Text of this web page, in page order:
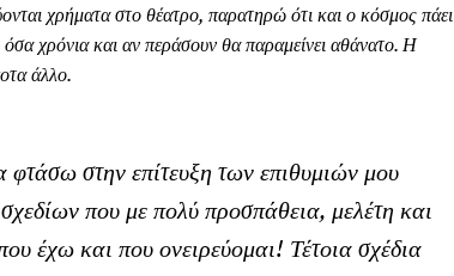
χρήματα στο θέατρο, παρατηρώ ότι και ο κόσμος πάει
χρόνια και αν περάσουν θα παραμείνει αθάνατο. Η
άλλο.
φτάσω στην επίτευξη των επιθυμιών μου
που με πολύ προσπάθεια, μελέτη και
έχω και που ονειρεύομαι! Τέτοια σχέδια